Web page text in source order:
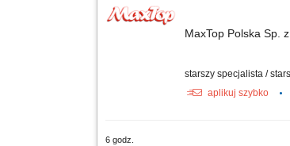
MaxTop Polska Sp. z
starszy specjalista /
aplikuj szybko
6 godz.